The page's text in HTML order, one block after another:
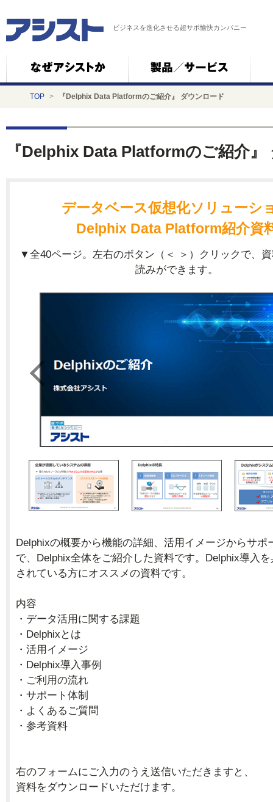
ビジネスを進化させる超サポ愉快カンパニー
TOP > 『Delphix Data Platformのご紹介』 ダウンロード
『Delphix Data Platformのご紹介』
データベース仮想化ソリューシ
Delphix Data Platform紹介資
▼全40ページ。左右のボタン（＜ ＞）クリックで、
読みができます。
Delphixの概要から機能の詳細、活用イメージからサポ
で、Delphix全体をご紹介した資料です。Delphix導入
されている方にオススメの資料です。
内容
・データ活用に関する課題
・Delphixとは
・活用イメージ
・Delphix導入事例
・ご利用の流れ
・サポート体制
・よくあるご質問
・参考資料
右のフォームにご入力のうえ送信いただきますと、
資料をダウンロードいただけます。